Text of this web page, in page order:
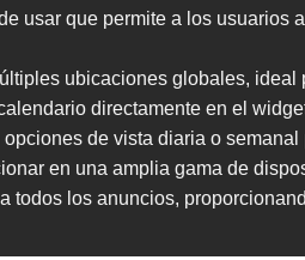
usar que permite a los usuarios
ubicaciones globales,
directamente en el
opciones de vista diaria o
en una amplia gama de
todos los anuncios,